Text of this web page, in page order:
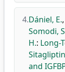
4.Dániel, E.,
Somodi,
H.: Long-
and